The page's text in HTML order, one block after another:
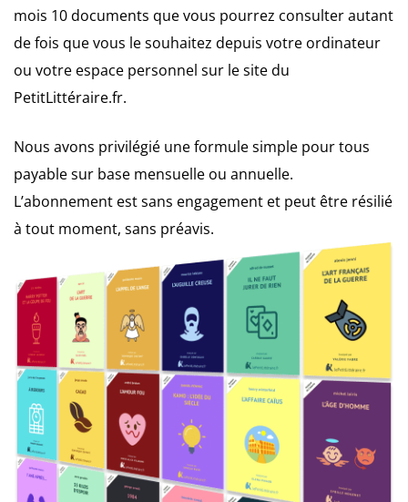
mois 10 documents que vous pourrez consulter autant
de fois que vous le souhaitez depuis votre ordinateur
ou votre espace personnel sur le site du
PetitLittéraire.fr.
Nous avons privilégié une formule simple pour tous
payable sur base mensuelle ou annuelle.
L’abonnement est sans engagement et peut être résilié
à tout moment, sans préavis.